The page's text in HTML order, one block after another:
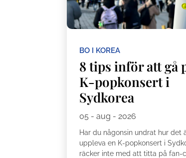
BO I KOREA
8 tips inför att gå
K-popkonsert i
Sydkorea
05 - aug - 2026
Har du någonsin undrat hur det
uppleva en K-popkonsert i
räcker inte med att titta på fan-